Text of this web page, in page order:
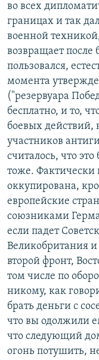
во всех
границах и так
военной
возвращает
пользовался,
момента
("резервуара
бесплатно, и то,
боевых действий,
участников
считалось, что
тоже. Фактически
оккупирована,
европейские
союзниками
если падет
Великобритания
второй фронт,
том числе по
никому, как
брать деньги с
что вы одолжили
что следующий
огонь потушить,